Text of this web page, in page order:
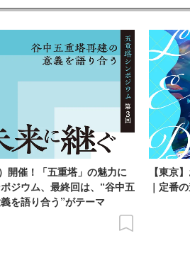
開催！「五重塔」の魅力に
ジウム、最終回は、“谷中五
を語り合う”がテーマ
【東京
｜定番